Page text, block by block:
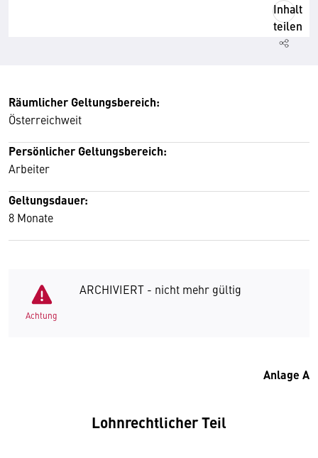
Inhalt
teilen
Räumlicher Geltungsbereich:
Österreichweit
Persönlicher Geltungsbereich:
Arbeiter
Geltungsdauer:
8 Monate
Achtung
ARCHIVIERT - nicht mehr gültig
Anlage A
Lohnrechtlicher Teil